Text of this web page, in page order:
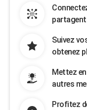
Suivez
obtenez
Mettez
autres
Profitez